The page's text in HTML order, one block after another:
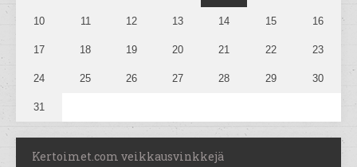
10 11 12 13 14 15 16
17 18 19 20 21 22 23
24 25 26 27 28 29 30
31
Kertoimet.com veikkausvinkkejä